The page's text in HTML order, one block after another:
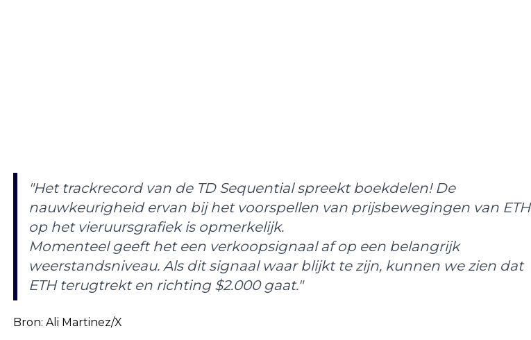
"Het trackrecord van de TD Sequential spreekt boekdelen! De
nauwkeurigheid ervan bij het voorspellen van prijsbewegingen van ETH
op het vieruursgrafiek is opmerkelijk.
Momenteel geeft het een verkoopsignaal af op een belangrijk
weerstandsniveau. Als dit signaal waar blijkt te zijn, kunnen we zien dat
ETH terugtrekt en richting $2.000 gaat."
Bron: Ali Martinez/X